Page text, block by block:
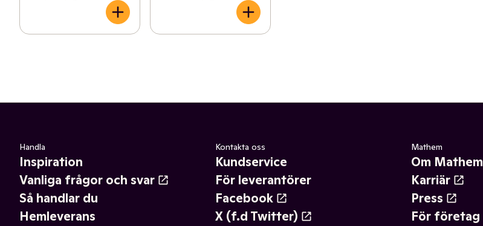
Handla
Inspiration
Vanliga frågor och svar
Så handlar du
Hemleverans
Kontakta oss
Kundservice
För leverantörer
Facebook
X (f.d Twitter)
Mathem
Om Mathem
Karriär
Press
För företag